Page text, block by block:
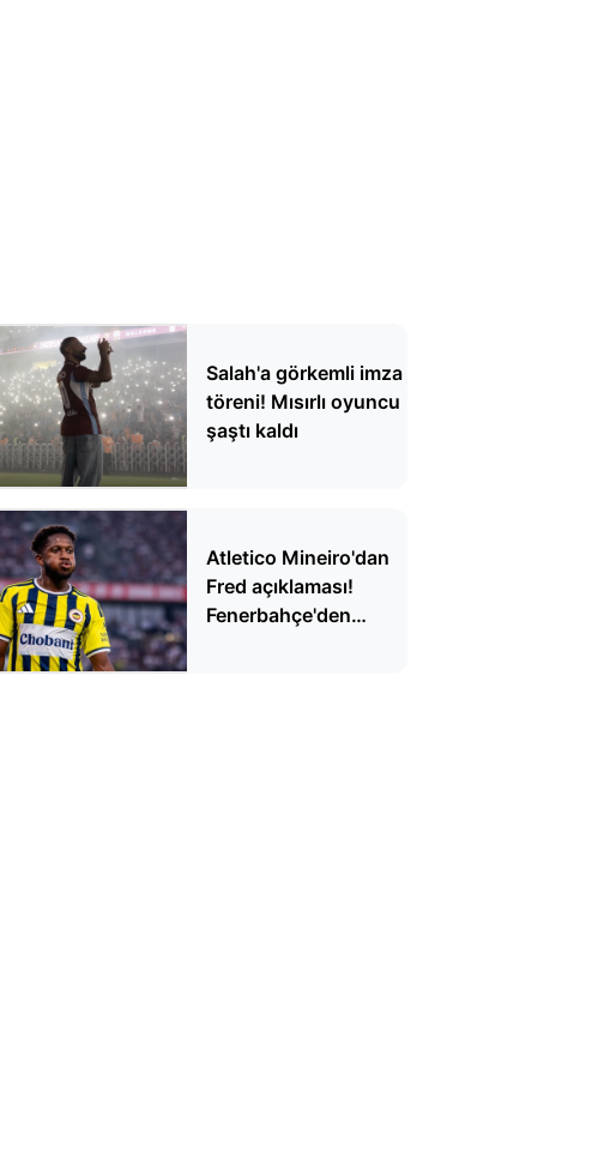
Salah'a görkemli imza
töreni! Mısırlı oyuncu
şaştı kaldı
Atletico Mineiro'dan
Fred açıklaması!
Fenerbahçe'den